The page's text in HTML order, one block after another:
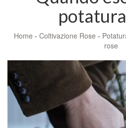
Home - Coltivazione Rose -
rose